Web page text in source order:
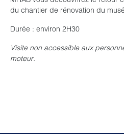
du chantier de rénovation du
Durée : environ 2H30
Visite non accessible aux
moteur.